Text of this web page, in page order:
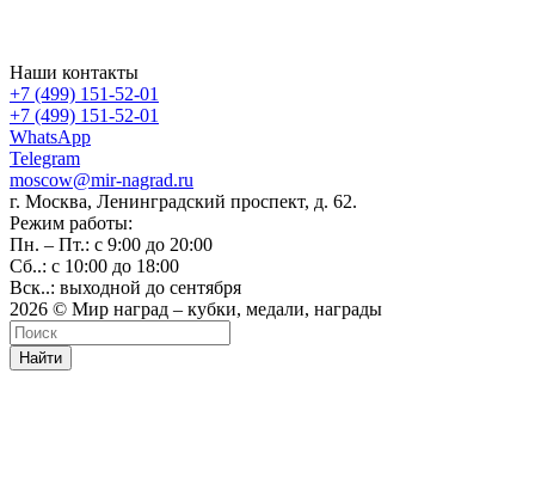
Наши контакты
+7 (499) 151-52-01
+7 (499) 151-52-01
WhatsApp
Telegram
moscow@mir-nagrad.ru
г. Москва, Ленинградский проспект, д. 62.
Режим работы:
Пн. – Пт.: с 9:00 до 20:00
Сб..: с 10:00 до 18:00
Вск..: выходной до сентября
2026 © Мир наград – кубки, медали, награды
Найти